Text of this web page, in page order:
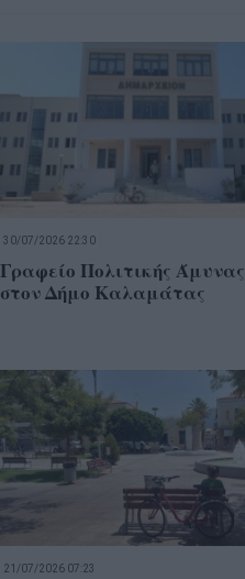
30/07/2026 22:30
Γραφείο Πολιτικής Άμυνας
στον Δήμο Καλαμάτας
21/07/2026 07:23